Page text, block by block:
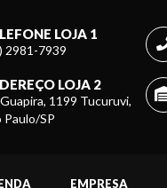
LOJA 1
2981-7939
LOJA 2
1199 Tucuruvi,
Paulo/SP
EMPRESA